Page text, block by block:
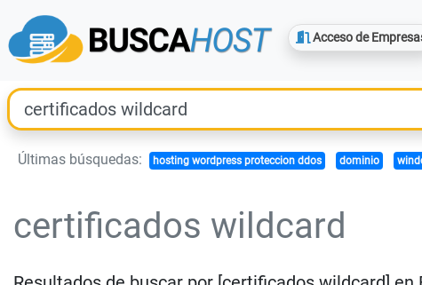
Acceso de
Últimas búsquedas: hosting wordpress proteccion ddos dominio
certificados wildcard